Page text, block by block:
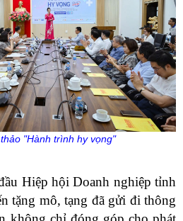
"Hành trình hy vọng"
Hiệp hội Doanh nghiệp tỉnh
tặng mô, tạng đã gửi đi thông